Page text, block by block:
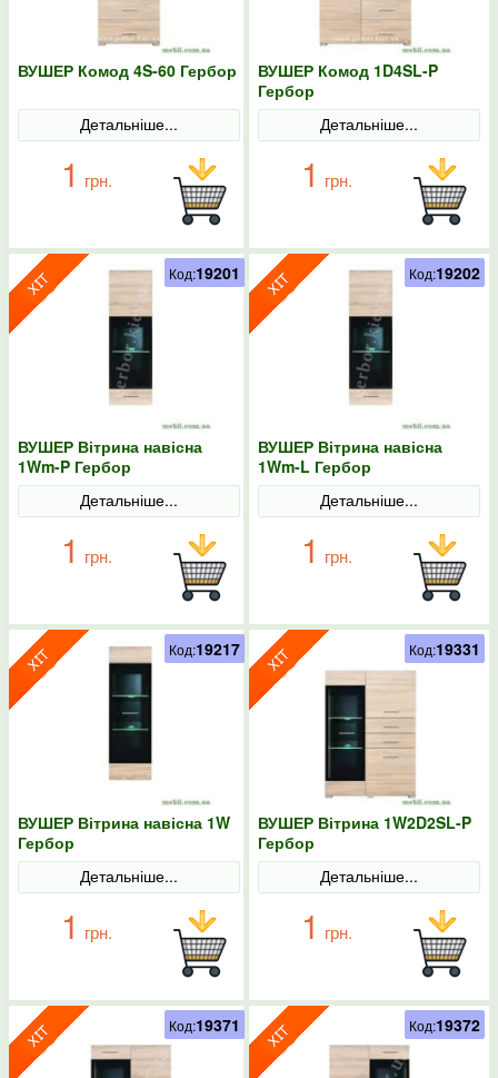
ВУШЕР Комод 4S-60 Гербор
Детальніше...
1 грн.
ВУШЕР Комод 1D4SL-P
Гербор
Детальніше...
1 грн.
ВУШЕР Вітрина навісна
1Wm-P Гербор
Детальніше...
1 грн.
Код:19201
ВУШЕР Вітрина навісна
1Wm-L Гербор
Детальніше...
1 грн.
Код:19202
ВУШЕР Вітрина навісна 1W
Гербор
Детальніше...
1 грн.
Код:19217
ВУШЕР Вітрина 1W2D2SL-P
Гербор
Детальніше...
1 грн.
Код:19331
Код:19371 Код:19372